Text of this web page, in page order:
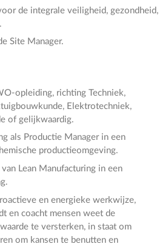
de integrale veiligheid, gezondheid,
Site Manager.
opleiding, richting Techniek,
Elektrotechniek,
of gelijkwaardig.
als Productie Manager in een
productieomgeving.
Lean Manufacturing in een
en energieke werkwijze,
en coacht mensen weet de
te versterken, in staat om
om kansen te benutten en